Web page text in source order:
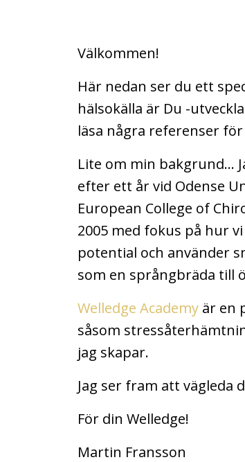
Välkommen!
Här nedan ser du ett
hälsokälla är Du -
läsa några referenser
Lite om min bakgrund...
efter ett år vid Odense
European College of
2005 med fokus på hur
potential och använder
som en språngbräda till
Welledge Academy är en
såsom
jag skapar.
Jag ser fram att vägleda
För din Welledge!
Martin Fransson